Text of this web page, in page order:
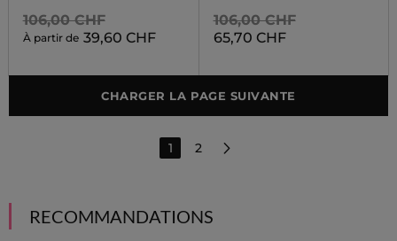
106,00 CHF
À partir de 39,60 CHF
106,00 CHF
65,70 CHF
CHARGER LA PAGE SUIVANTE
1 2
RECOMMANDATIONS